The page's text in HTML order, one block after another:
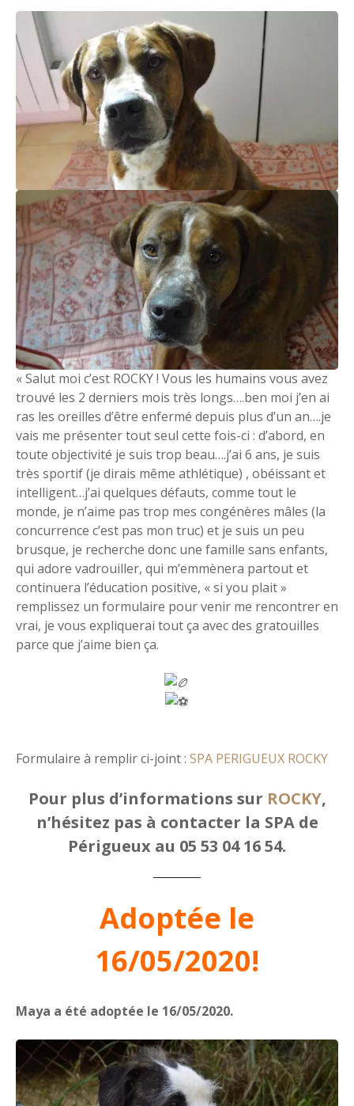
« Salut moi c’est ROCKY ! Vous les humains vous avez
trouvé les 2 derniers mois très longs….ben moi j’en ai
ras les oreilles d’être enfermé depuis plus d’un an….je
vais me présenter tout seul cette fois-ci : d’abord, en
toute objectivité je suis trop beau….j’ai 6 ans, je suis
très sportif (je dirais même athlétique) , obéissant et
intelligent…j’ai quelques défauts, comme tout le
monde, je n’aime pas trop mes congénères mâles (la
concurrence c’est pas mon truc) et je suis un peu
brusque, je recherche donc une famille sans enfants,
qui adore vadrouiller, qui m’emmènera partout et
continuera l’éducation positive, « si you plait »
remplissez un formulaire pour venir me rencontrer en
vrai, je vous expliquerai tout ça avec des gratouilles
parce que j’aime bien ça.
Formulaire à remplir ci-joint : SPA PERIGUEUX ROCKY
Pour plus d’informations sur ROCKY,
n’hésitez pas à contacter la SPA de
Périgueux au 05 53 04 16 54.
Adoptée le
16/05/2020!
Maya a été adoptée le 16/05/2020.